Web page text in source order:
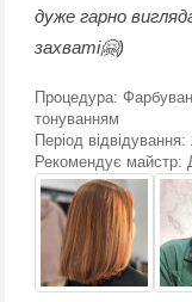
дуже гарно
захваті🤗)
Процедура:
тонуванням
Період відвідування:
Рекомендує майстр: